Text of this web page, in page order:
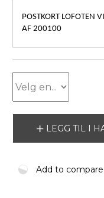
POSTKORT LOFOTEN
AF 200100
LEGG TIL I
Add to compare